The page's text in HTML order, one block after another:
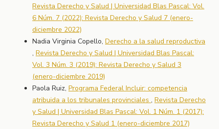
Revista Derecho y Salud | Universidad Blas Pascal: Vol.
6 Núm. 7 (2022): Revista Derecho y Salud 7 (enero-
diciembre 2022)
Nadia Virginia Copello, Derecho a la salud reproductiva
, Revista Derecho y Salud | Universidad Blas Pascal:
Vol. 3 Núm. 3 (2019): Revista Derecho y Salud 3
(enero-diciembre 2019)
Paola Ruiz, Programa Federal Incluir: competencia
atribuida a los tribunales provinciales , Revista Derecho
y Salud | Universidad Blas Pascal: Vol. 1 Núm. 1 (2017):
Revista Derecho y Salud 1 (enero-diciembre 2017)